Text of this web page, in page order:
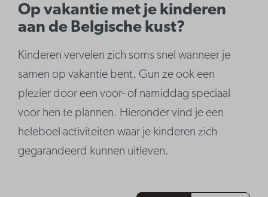
Op vakantie met je kinderen
aan de Belgische kust?
Kinderen vervelen zich soms snel wanneer je
samen op vakantie bent. Gun ze ook een
plezier door een voor- of namiddag speciaal
voor hen te plannen. Hieronder vind je een
heleboel activiteiten waar je kinderen zich
gegarandeerd kunnen uitleven.